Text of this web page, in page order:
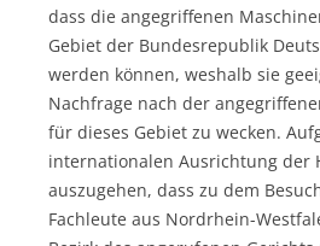
dass die angegriffenen
Gebiet der Bundesrepublik
werden können, weshalb sie
Nachfrage nach der
für dieses Gebiet zu wecken.
internationalen Ausrichtung der
auszugehen, dass zu dem
Fachleute aus Nordrhein-